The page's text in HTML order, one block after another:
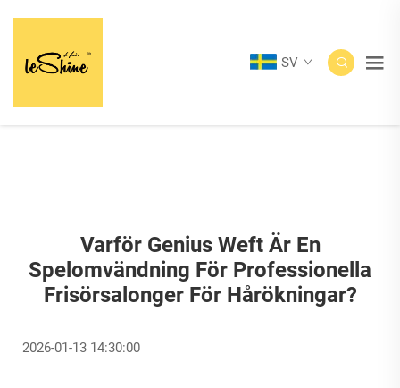
SV
Varför Genius Weft Är En
Spelomvändning För Professionella
Frisörsalonger För Hårökningar?
2026-01-13 14:30:00